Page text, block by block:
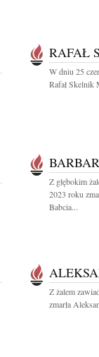
RAFAŁ
W dniu 25
Rafał Skelnik
Z głębokim
2023 roku
Babcia...
Z żalem
zmarła